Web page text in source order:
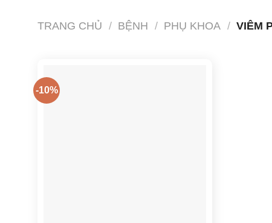
TRANG CHỦ / BỆNH / PHỤ KHOA / VIÊM
-10%